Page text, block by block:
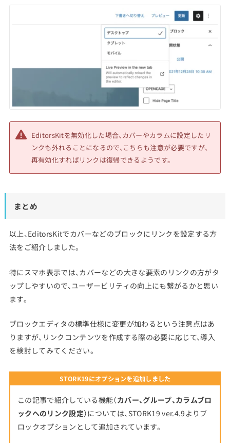
EditorsKitを無効化した場合、カバーやカラムに設定したリ
ンクも外れることになるので、こちらも注意が必要ですが、
再有効化すればリンクは復帰できるようです。
まとめ
以上、EditorsKitでカバーなどのブロックにリンクを設定する方
法をご紹介しました。
特にスマホ表示では、カバーなどの大きな要素のリンクの方がタ
ップしやすいので、ユーザービリティの向上にも繋がるかと思い
ます。
ブロックエディタの標準仕様に変更が加わるという注意点はあ
りますが、リンクコンテンツを作成する際の必要に応じて、導入
を検討してみてください。
STORK19にオプションを追加しました
この記事で紹介している機能（カバー、グループ、カラムブロ
ックへのリンク設定）については、STORK19 ver.4.9よりブ
ロックオプションとして追加されています。